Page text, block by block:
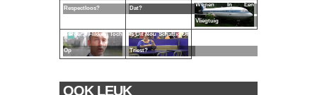
Respectloos? Dat?
Wonen In Een
Vliegtuig
Burger: Flikker Toch
Op
Is Dit Nou Schattig Of
Triest?
OOK LEUK